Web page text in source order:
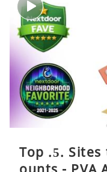
Top .5. Sites